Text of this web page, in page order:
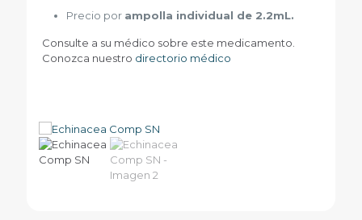
Precio por ampolla individual de 2.2mL.
Consulte a su médico sobre este medicamento.
Conozca nuestro directorio médico